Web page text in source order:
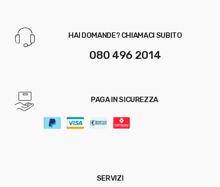
HAI DOMANDE? CHIAMACI SUBITO
080 496 2014
PAGA IN SICUREZZA
SERVIZI